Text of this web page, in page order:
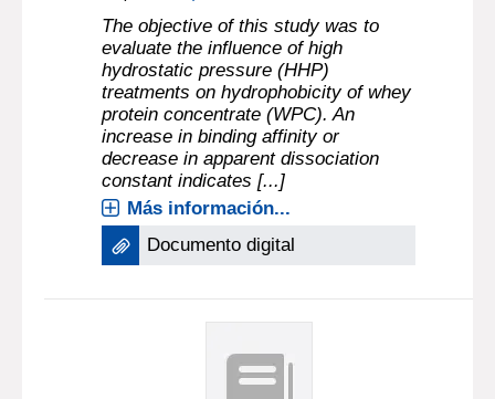
The objective of this study was to
evaluate the influence of high
hydrostatic pressure (HHP)
treatments on hydrophobicity of whey
protein concentrate (WPC). An
increase in binding affinity or
decrease in apparent dissociation
constant indicates [...]
Más información...
Documento digital